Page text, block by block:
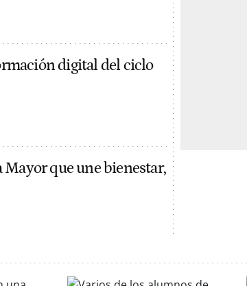
digital del ciclo
Mayor que une bienestar,